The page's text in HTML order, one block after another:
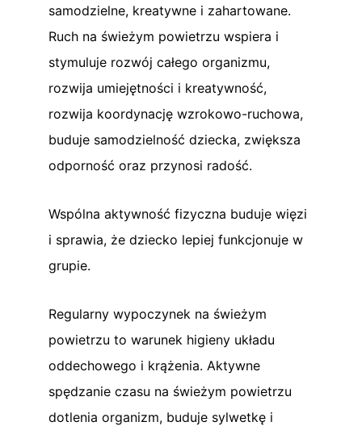
samodzielne, kreatywne i zahartowane.
Ruch na świeżym powietrzu wspiera i
stymuluje rozwój całego organizmu,
rozwija umiejętności i kreatywność,
rozwija koordynację wzrokowo-ruchowa,
buduje samodzielność dziecka, zwiększa
odporność oraz przynosi radość.
Wspólna aktywność fizyczna buduje więzi
i sprawia, że dziecko lepiej funkcjonuje w
grupie.
Regularny wypoczynek na świeżym
powietrzu to warunek higieny układu
oddechowego i krążenia. Aktywne
spędzanie czasu na świeżym powietrzu
dotlenia organizm, buduje sylwetkę i